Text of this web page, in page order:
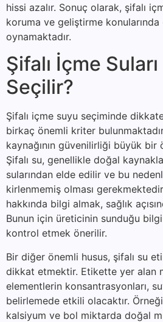
hissi azalır. Sonuç olarak, şifalı
koruma ve geliştirme
oynamaktadır.
Şifalı İçme Suları
Seçilir?
Şifalı içme suyu seçiminde
birkaç önemli kriter
kaynağının güvenilirliği büyük bir
Şifalı su, genellikle doğal
sularından elde edilir ve bu
kirlenmemiş olması
hakkında bilgi almak, sağlık
Bunun için üreticinin sunduğu
kontrol etmek önerilir.
Bir diğer önemli husus, şifalı su
dikkat etmektir. Etikette yer alan
elementlerin konsantrasyonları,
belirlemede etkili olacaktır.
kalsiyum ve bol miktarda doğal